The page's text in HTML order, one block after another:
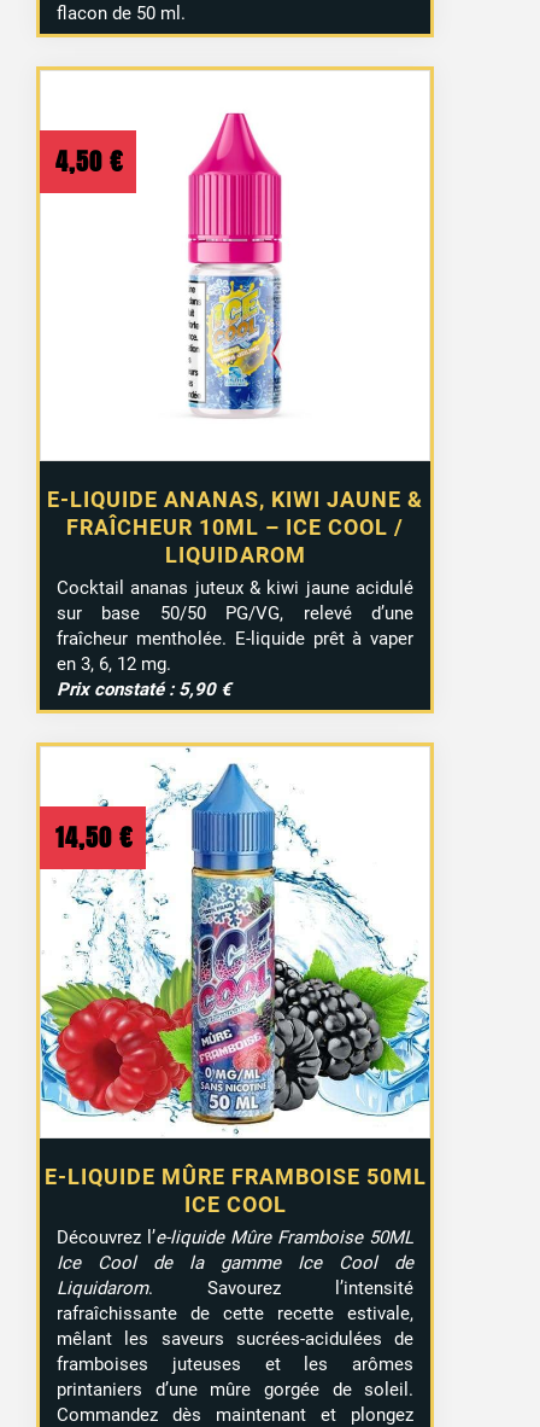
flacon de 50 ml.
E-LIQUIDE ANANAS, KIWI JAUNE &
FRAÎCHEUR 10ML – ICE COOL /
LIQUIDAROM
4,50 €
Cocktail ananas juteux & kiwi jaune acidulé
sur base 50/50 PG/VG, relevé d’une
fraîcheur mentholée. E-liquide prêt à vaper
en 3, 6, 12 mg.
Prix constaté : 5,90 €
E-LIQUIDE MÛRE FRAMBOISE 50ML
ICE COOL
14,50 €
Découvrez l’e-liquide Mûre Framboise 50ML
Ice Cool de la gamme Ice Cool de
Liquidarom. Savourez l’intensité
rafraîchissante de cette recette estivale,
mêlant les saveurs sucrées-acidulées de
framboises juteuses et les arômes
printaniers d’une mûre gorgée de soleil.
Commandez dès maintenant et plongez